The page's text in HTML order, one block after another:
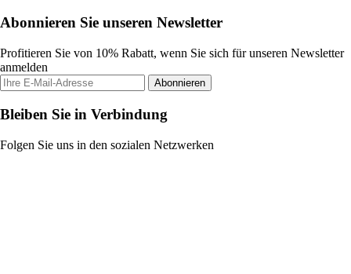
Abonnieren Sie unseren Newsletter
Profitieren Sie von 10% Rabatt, wenn Sie sich für unseren Newsletter
anmelden
Abonnieren
Bleiben Sie in Verbindung
Folgen Sie uns in den sozialen Netzwerken